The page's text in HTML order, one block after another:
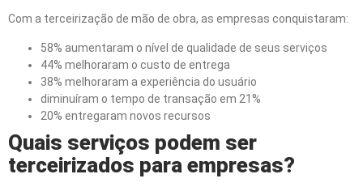
Com a terceirização de mão de obra, as empresas conquistaram:
58% aumentaram o nível de qualidade de seus serviços
44% melhoraram o custo de entrega
38% melhoraram a experiência do usuário
diminuíram o tempo de transação em 21%
20% entregaram novos recursos
Quais serviços podem ser
terceirizados para empresas?